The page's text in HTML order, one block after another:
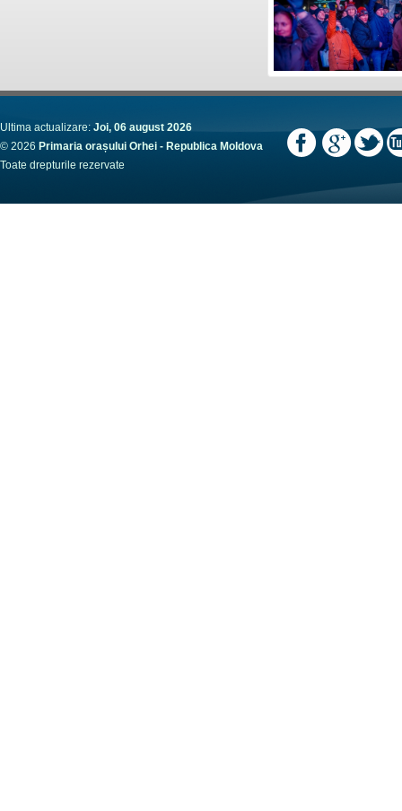
Ultima actualizare: Joi, 06 august 2026
© 2026 Primaria orașului Orhei - Republica Moldova
Toate drepturile rezervate